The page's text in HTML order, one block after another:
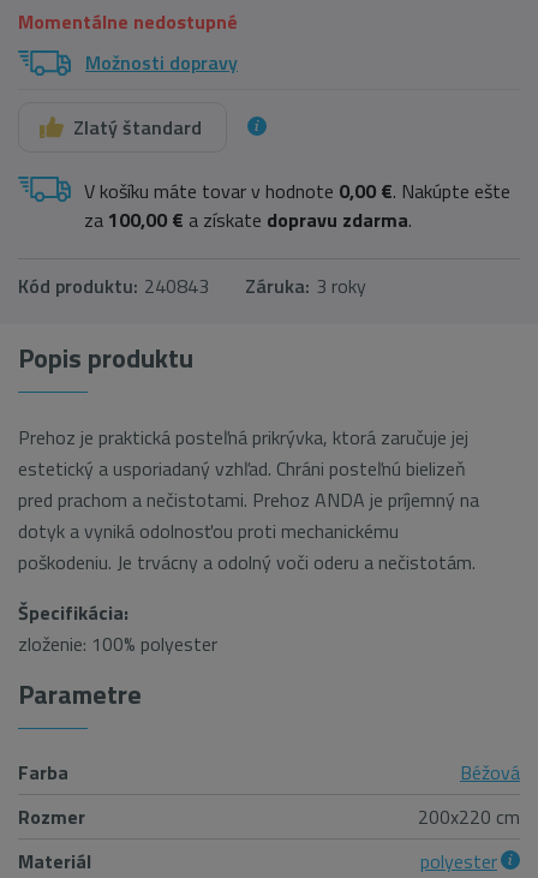
Momentálne nedostupné
Možnosti dopravy
Zlatý štandard
V košíku máte tovar v hodnote 0,00 €. Nakúpte ešte
za 100,00 € a získate dopravu zdarma.
Kód produktu: 240843 Záruka: 3 roky
Popis produktu
Prehoz je praktická posteľná prikrývka, ktorá zaručuje jej
estetický a usporiadaný vzhľad. Chráni posteľnú bielizeň
pred prachom a nečistotami. Prehoz ANDA je príjemný na
dotyk a vyniká odolnosťou proti mechanickému
poškodeniu. Je trvácny a odolný voči oderu a nečistotám.
Špecifikácia:
zloženie: 100% polyester
Parametre
Farba
Béžová
Rozmer
200x220 cm
Materiál
polyester